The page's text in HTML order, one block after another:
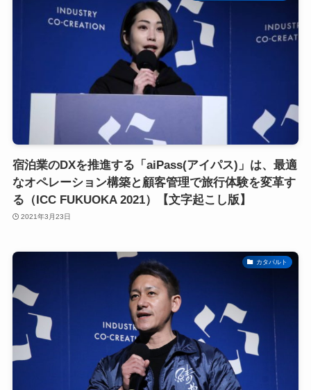
宿泊業のDXを推進する「aiPass(アイパス)」は、最適
なオペレーション構築と顧客管理で旅行体験を変革す
る（ICC FUKUOKA 2021）【文字起こし版】
2021年3月23日
カタパルト